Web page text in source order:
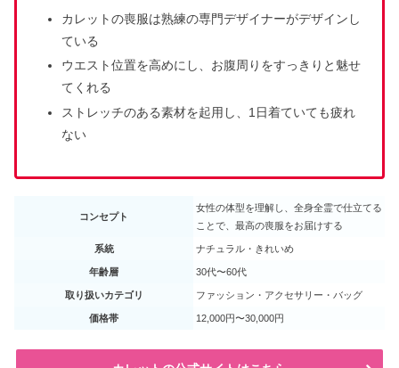
カレットの喪服は熟練の専門デザイナーがデザインし
ている
ウエスト位置を高めにし、お腹周りをすっきりと魅せ
てくれる
ストレッチのある素材を起用し、1日着ていても疲れ
ない
コンセプト
女性の体型を理解し、全身全霊で仕立てる
ことで、最高の喪服をお届けする
系統 ナチュラル・きれいめ
年齢層 30代〜60代
取り扱いカテゴリ ファッション・アクセサリー・バッグ
価格帯 12,000円〜30,000円